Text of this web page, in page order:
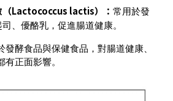
（Lactococcus lactis） ： 常用於發
、優酪乳，促進腸道健康。
發酵食品與保健食品，對腸道健康、
正面影響。